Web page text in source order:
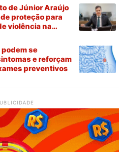
de Júnior Araújo
proteção para
violência na
se
e reforçam
preventivos